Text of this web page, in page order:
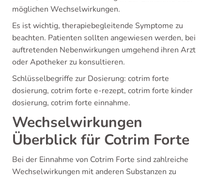
möglichen Wechselwirkungen.
Es ist wichtig, therapiebegleitende Symptome zu
beachten. Patienten sollten angewiesen werden, bei
auftretenden Nebenwirkungen umgehend ihren Arzt
oder Apotheker zu konsultieren.
Schlüsselbegriffe zur Dosierung: cotrim forte
dosierung, cotrim forte e-rezept, cotrim forte kinder
dosierung, cotrim forte einnahme.
Wechselwirkungen
Überblick für Cotrim Forte
Bei der Einnahme von Cotrim Forte sind zahlreiche
Wechselwirkungen mit anderen Substanzen zu